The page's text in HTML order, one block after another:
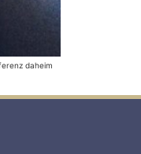
daheim